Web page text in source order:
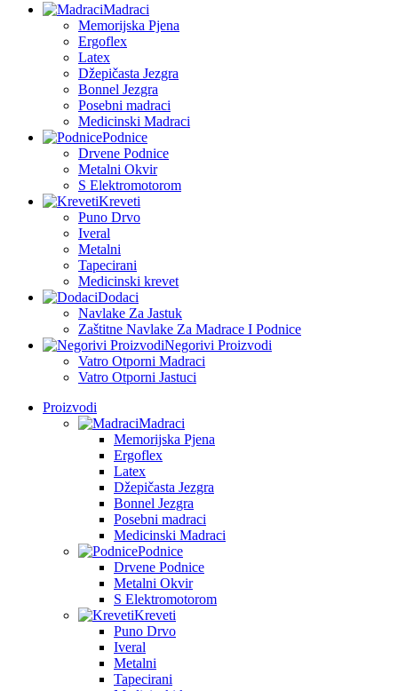
Madraci
Memorijska Pjena
Ergoflex
Latex
Džepičasta Jezgra
Bonnel Jezgra
Posebni madraci
Medicinski Madraci
Podnice
Drvene Podnice
Metalni Okvir
S Elektromotorom
Kreveti
Puno Drvo
Iveral
Metalni
Tapecirani
Medicinski krevet
Dodaci
Navlake Za Jastuk
Zaštitne Navlake Za Madrace I Podnice
Negorivi Proizvodi
Vatro Otporni Madraci
Vatro Otporni Jastuci
Proizvodi
Madraci
Memorijska Pjena
Ergoflex
Latex
Džepičasta Jezgra
Bonnel Jezgra
Posebni madraci
Medicinski Madraci
Podnice
Drvene Podnice
Metalni Okvir
S Elektromotorom
Kreveti
Puno Drvo
Iveral
Metalni
Tapecirani